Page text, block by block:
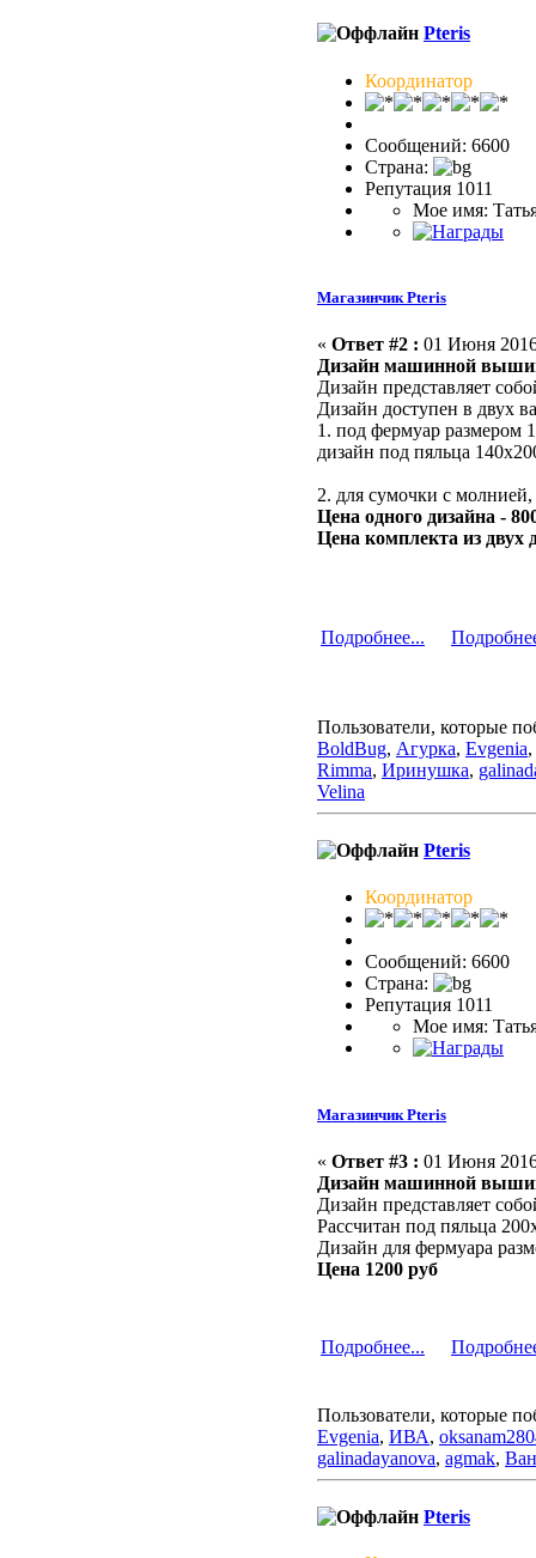
Pteris
Координатор
Сообщений: 6600
Страна:
Репутация 1011
Мое имя:
Магазинчик Pteris
« Ответ #2 : 01 Июня
Дизайн машинной
Дизайн представляет
Дизайн доступен в двух
1. под фермуар размером
дизайн под пяльца
2. для сумочки с
Цена одного дизайна -
Цена комплекта из двух
Подробнее...
Пользователи, которые
BoldBug, Агурка, Evgenia,
Rimma, Иринушка,
Velina
Pteris
Координатор
Сообщений: 6600
Страна:
Репутация 1011
Мое имя:
Магазинчик Pteris
« Ответ #3 : 01 Июня
Дизайн машинной
Дизайн представляет
Рассчитан под пяльца
Дизайн для фермуара
Цена 1200 руб
Подробнее...
Пользователи, которые
Evgenia, ИВА,
galinadayanova, agmak,
Pteris